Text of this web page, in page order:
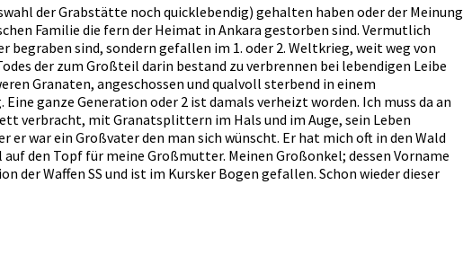
der Grabstätte noch quicklebendig) gehalten haben oder der Meinung
Familie die fern der Heimat in Ankara gestorben sind. Vermutlich
sind, sondern gefallen im 1. oder 2. Weltkrieg, weit weg von
der zum Großteil darin bestand zu verbrennen bei lebendigen Leibe
Granaten, angeschossen und qualvoll sterbend in einem
ganze Generation oder 2 ist damals verheizt worden. Ich muss da an
verbracht, mit Granatsplittern im Hals und im Auge, sein Leben
war ein Großvater den man sich wünscht. Er hat mich oft in den Wald
den Topf für meine Großmutter. Meinen Großonkel; dessen Vorname
der Waffen SS und ist im Kursker Bogen gefallen. Schon wieder dieser